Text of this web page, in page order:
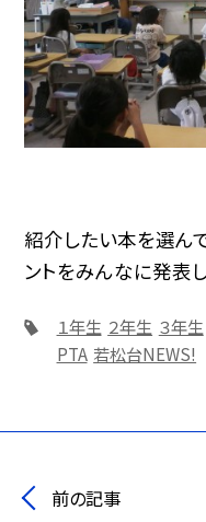
紹介したい本を選ん
ントをみんなに発表し
１年生 ２年生 ３年生
PTA 若松台NEWS!
前の記事